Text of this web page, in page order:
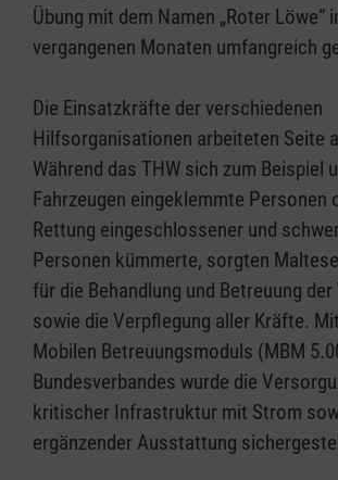
Übung mit dem Namen „Roter Löwe“
vergangenen Monaten umfangreich
Die Einsatzkräfte der verschiedenen
Hilfsorganisationen arbeiteten Seite
Während das THW sich zum Beispiel
Fahrzeugen eingeklemmte Personen
Rettung eingeschlossener und
Personen kümmerte, sorgten
für die Behandlung und Betreuung
sowie die Verpflegung aller Kräfte.
Mobilen Betreuungsmoduls (MBM
Bundesverbandes wurde die
kritischer Infrastruktur mit Strom
ergänzender Ausstattung